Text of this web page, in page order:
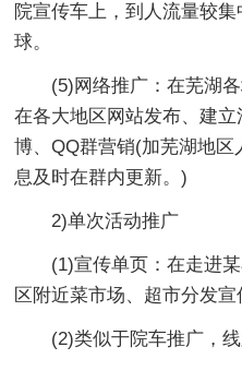
院宣传车上，到人流量较
球。
(5)网络推广：在芜湖各
在各大地区网站发布、建
博、QQ群营销(加芜湖地
息及时在群内更新。)
2)单次活动推广
(1)宣传单页：在走进某
区附近菜市场、超市分发宣
(2)类似于院车推广，线